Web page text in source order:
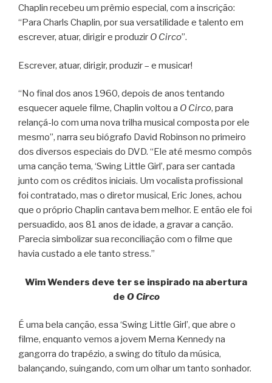
Chaplin recebeu um prêmio especial, com a inscrição:
“Para Charls Chaplin, por sua versatilidade e talento em
escrever, atuar, dirigir e produzir O Circo”.
Escrever, atuar, dirigir, produzir – e musicar!
“No final dos anos 1960, depois de anos tentando
esquecer aquele filme, Chaplin voltou a O Circo, para
relançá-lo com uma nova trilha musical composta por ele
mesmo”, narra seu biógrafo David Robinson no primeiro
dos diversos especiais do DVD. “Ele até mesmo compôs
uma canção tema, ‘Swing Little Girl’, para ser cantada
junto com os créditos iniciais. Um vocalista profissional
foi contratado, mas o diretor musical, Eric Jones, achou
que o próprio Chaplin cantava bem melhor. E então ele foi
persuadido, aos 81 anos de idade, a gravar a canção.
Parecia simbolizar sua reconciliação com o filme que
havia custado a ele tanto stress.”
Wim Wenders deve ter se inspirado na abertura
de O Circo
É uma bela canção, essa ‘Swing Little Girl’, que abre o
filme, enquanto vemos a jovem Merna Kennedy na
gangorra do trapézio, a swing do título da música,
balançando, suingando, com um olhar um tanto sonhador.